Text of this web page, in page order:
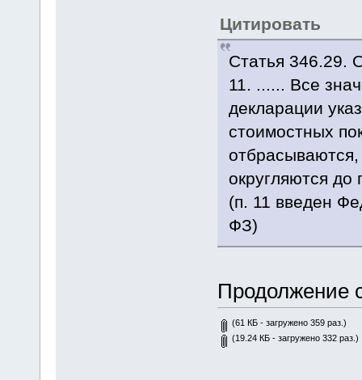
Цитировать
Статья 346.29.
11. ...... Все
декларации
стоимостных
округляются до
(п. 11 введен
ФЗ)
Продолжение
(61 КБ - загружено 359 раз.)
(19.24 КБ - загружено 332 раз.)